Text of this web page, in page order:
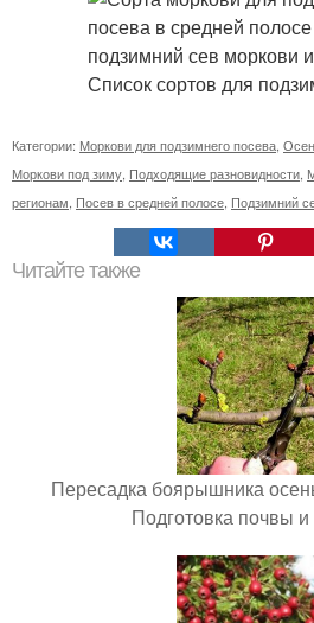
Категории: Моркови для подзимнего посева
Моркови под зиму Подходящие разновидности
регионам Посев в средней полосе Подзимний
Читайте также
Пересадка боярышника
Подготовка почвы